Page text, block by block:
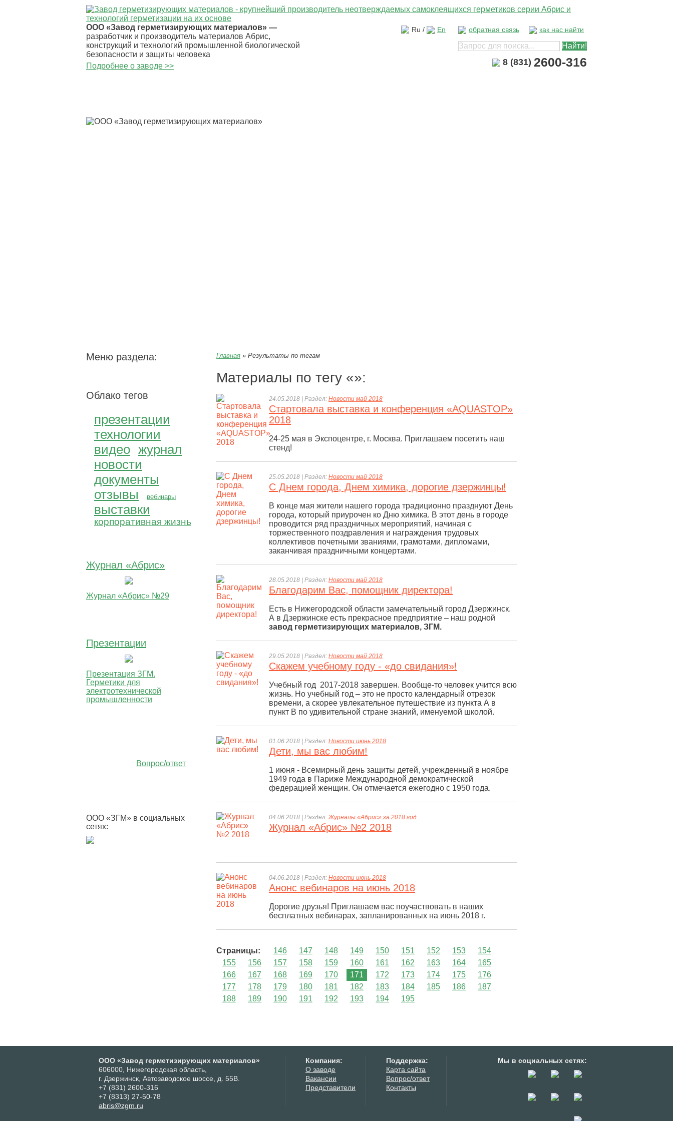
ООО «Завод герметизирующих материалов» —
разработчик и производитель материалов Абрис,
конструкций и технологий промышленной биологической
безопасности и защиты человека
Подробнее о заводе >>
обратная связь как нас найти
8 (831) 2600-316
Ru / En
Меню раздела:
Облако тегов
презентации
технологии
видео журнал
новости
документы
отзывы
вебинары
выставки
корпоративная жизнь
Журнал «Абрис»
Журнал «Абрис» №29
Презентации
Презентация ЗГМ.
Герметики для
электротехнической
промышленности
Вопрос/ответ
ООО «ЗГМ» в социальных
сетях:
Главная » Результаты по тегам
Материалы по тегу «»:
24.05.2018 | Раздел: Новости май 2018
Стартовала выставка и конференция «AQUASTOP»
2018
24-25 мая в Экспоцентре, г. Москва. Приглашаем посетить наш
стенд!
25.05.2018 | Раздел: Новости май 2018
С Днем города, Днем химика, дорогие дзержинцы!
В конце мая жители нашего города традиционно празднуют День
города, который приурочен ко Дню химика. В этот день в городе
проводится ряд праздничных мероприятий, начиная с
торжественного поздравления и награждения трудовых
коллективов почетными званиями, грамотами, дипломами,
заканчивая праздничными концертами.
28.05.2018 | Раздел: Новости май 2018
Благодарим Вас, помощник директора!
Есть в Нижегородской области замечательный город Дзержинск.
А в Дзержинске есть прекрасное предприятие – наш родной
завод герметизирующих материалов, ЗГМ.
29.05.2018 | Раздел: Новости май 2018
Скажем учебному году - «до свидания»!
Учебный год 2017-2018 завершен. Вообще-то человек учится всю
жизнь. Но учебный год – это не просто календарный отрезок
времени, а скорее увлекательное путешествие из пункта А в
пункт В по удивительной стране знаний, именуемой школой.
01.06.2018 | Раздел: Новости июнь 2018
Дети, мы вас любим!
1 июня - Всемирный день защиты детей, учрежденный в ноябре
1949 года в Париже Международной демократической
федерацией женщин. Он отмечается ежегодно с 1950 года.
04.06.2018 | Раздел: Журналы «Абрис» за 2018 год
Журнал «Абрис» №2 2018
04.06.2018 | Раздел: Новости июнь 2018
Анонс вебинаров на июнь 2018
Дорогие друзья! Приглашаем вас поучаствовать в наших
бесплатных вебинарах, запланированных на июнь 2018 г.
Страницы: 146 147 148 149 150 151 152 153
154
155
156 157 158 159 160 161 162 163 164
165
166
167 168 169 170 171 172 173 174 175
176
177
178 179 180 181 182 183 184 185 186
187
188
189 190 191 192 193 194 195
ООО «Завод герметизирующих материалов»
606000, Нижегородская область,
г. Дзержинск, Автозаводское шоссе, д. 55В.
+7 (831) 2600-316
+7 (8313) 27-50-78
abris@zgm.ru
Компания:
О заводе
Вакансии
Представители
Поддержка:
Карта сайта
Вопрос/ответ
Контакты
Мы в социальных сетях: